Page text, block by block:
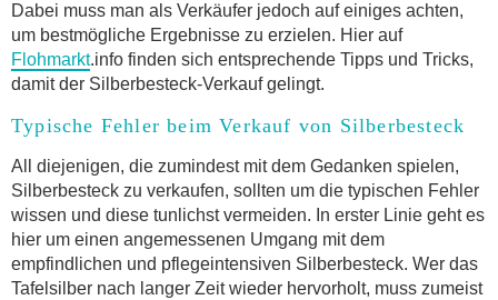
Dabei muss man als Verkäufer jedoch auf einiges achten,
um bestmögliche Ergebnisse zu erzielen. Hier auf
Flohmarkt.info finden sich entsprechende Tipps und Tricks,
damit der Silberbesteck-Verkauf gelingt.
Typische Fehler beim Verkauf von Silberbesteck
All diejenigen, die zumindest mit dem Gedanken spielen,
Silberbesteck zu verkaufen, sollten um die typischen Fehler
wissen und diese tunlichst vermeiden. In erster Linie geht es
hier um einen angemessenen Umgang mit dem
empfindlichen und pflegeintensiven Silberbesteck. Wer das
Tafelsilber nach langer Zeit wieder hervorholt, muss zumeist